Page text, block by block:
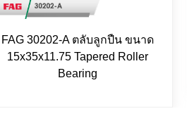
FAG 30202-A ตลับลูกปืน ขนาด
15x35x11.75 Tapered Roller
Bearing